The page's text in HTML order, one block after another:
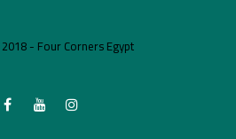
- Four Corners Egypt